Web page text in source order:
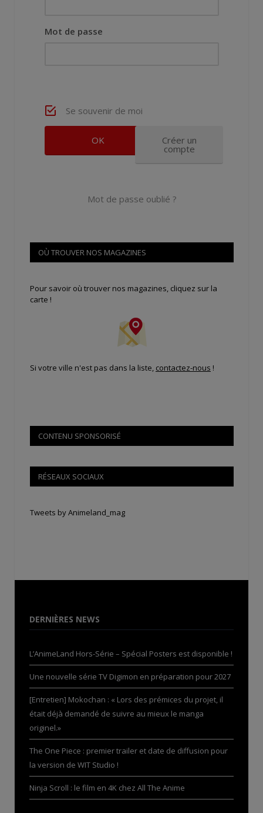
Mot de passe
Se souvenir de moi
Créer un
compte
Mot de passe oublié ?
OÙ TROUVER NOS MAGAZINES
Pour savoir où trouver nos magazines, cliquez sur la
carte !
Si votre ville n'est pas dans la liste, contactez-nous !
CONTENU SPONSORISÉ
RÉSEAUX SOCIAUX
Tweets by Animeland_mag
DERNIÈRES NEWS
L’AnimeLand Hors-Série – Spécial Posters est disponible !
Une nouvelle série TV Digimon en préparation pour 2027
[Entretien] Mokochan : « Lors des prémices du projet, il
était déjà demandé de suivre au mieux le manga
originel.»
The One Piece : premier trailer et date de diffusion pour
la version de WIT Studio !
Ninja Scroll : le film en 4K chez All The Anime